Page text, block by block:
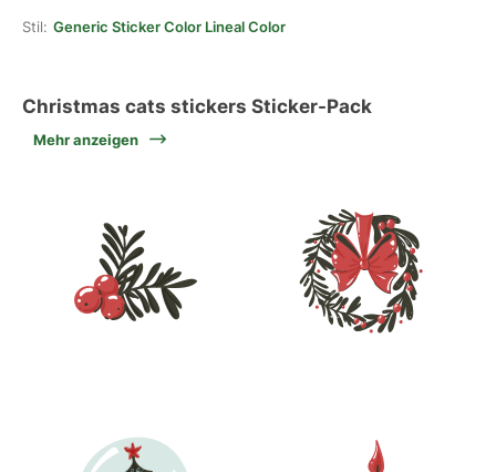
Stil: Generic Sticker Color Lineal Color
Christmas cats stickers Sticker-Pack
Mehr anzeigen